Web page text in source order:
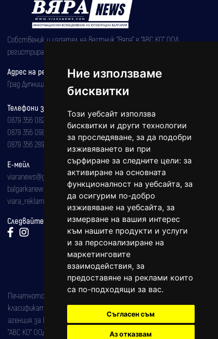
Ние използваме
бисквитки
Този уебсайт използва
бисквитки и други технологии
за проследяване, за да подобри
изживяването ви при
сърфиране за следните цели: за
активиране на основната
функционалност на уебсайта, за
да осигурим по-добро
изживяване на уебсайта, за
измерване на вашия интерес
към нашите продукти и услуги
и за персонализиране на
маркетинговите
взаимодействия, за
предоставяне на реклами които
са по-подходящи за вас.
Съгласен съм
Аз отказвам
Собственик и издател на вестник "Вяра" е "АВС КО" ООД,
регистрирана на 08.05.2002 година.
Адрес на редакцията
Град Дупница, ул.''Христо Ботев" 43
Телефони за реклама и абонаменти
0879 356 082
0879 356 098
0879 356 289
Е-мейл
viaranews@gmail.com
balgarkanews@gmail.com
viara_reklama@mail.bg
Следвайте ни:
Печатното издание на вестника е регистрирано в националния
класификатор на печатните издания (Българска национална
агенция за ISSN) под номер: ISSN 1312-4722.
"АВС КО" ООД е притежател на марката: Вяра информационен